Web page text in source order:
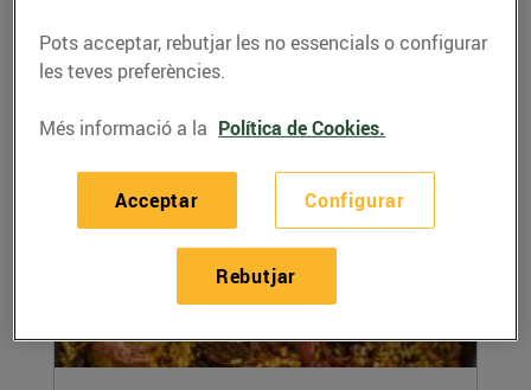
Cuinar al vapor té molts avantatges, ja que és
una de les maneres més saludables que hi ha
de...
LLEGIR MÉS
Pots acceptar, rebutjar les no essencials o configurar
les teves preferències.
Més informació a la Política de Cookies.
Configurar
Rebutjar
Acceptar